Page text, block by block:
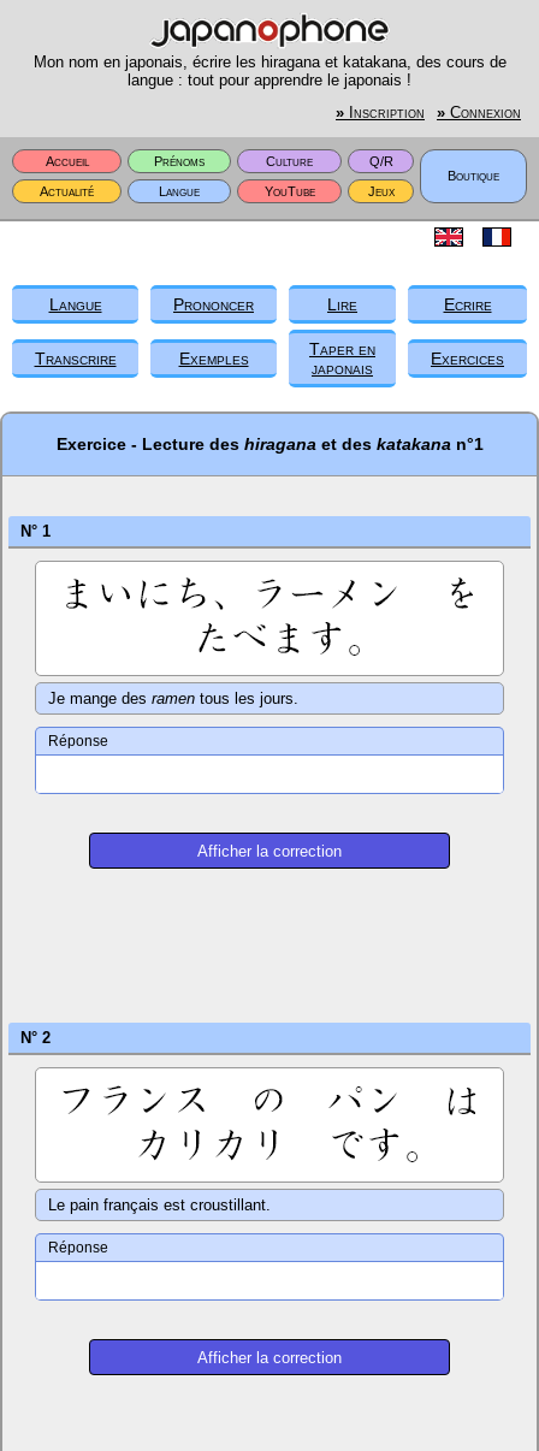
Mon nom en japonais, écrire les hiragana et katakana, des cours de
langue : tout pour apprendre le japonais !
» Inscription » Connexion
Accueil Prénoms Culture
Q/R
Boutique
Actualité
Langue YouTube Jeux
Langue Prononcer Lire Ecrire
Transcrire Exemples
Taper en
japonais
Exercices
Exercice - Lecture des hiragana et des katakana n°1
N° 1
Je mange des ramentous les jours.
Réponse
N° 2
Le pain français est croustillant.
Réponse